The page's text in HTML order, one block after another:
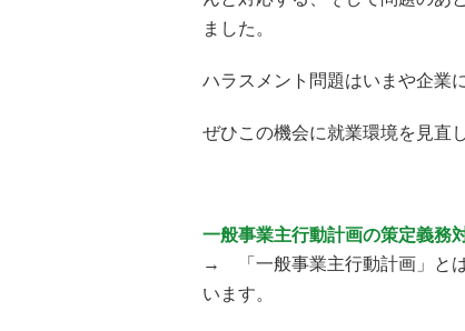
ました。
ハラスメント問題はいまや企業
ぜひこの機会に就業環境を見直
一般事業主行動計画の策定義務
→ 「一般事業主行動計画」と
います。